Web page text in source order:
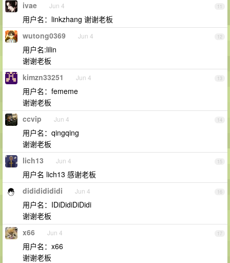
11
ivae Jun 4
用户名：linkzhang 谢谢老板
12
wutong0369 Jun 4
用户名:lilin
谢谢老板
13
kimzn33251 Jun 4
用户名：fememe
谢谢老板
14
ccvip Jun 4
用户名：qingqing
谢谢老板
15
lich13 Jun 4
用户名 lich13 感谢老板
16
didididididi Jun 4
用户名：IDiDidiDiDidi
谢谢老板
17
x66 Jun 4
用户名：x66
谢谢老板